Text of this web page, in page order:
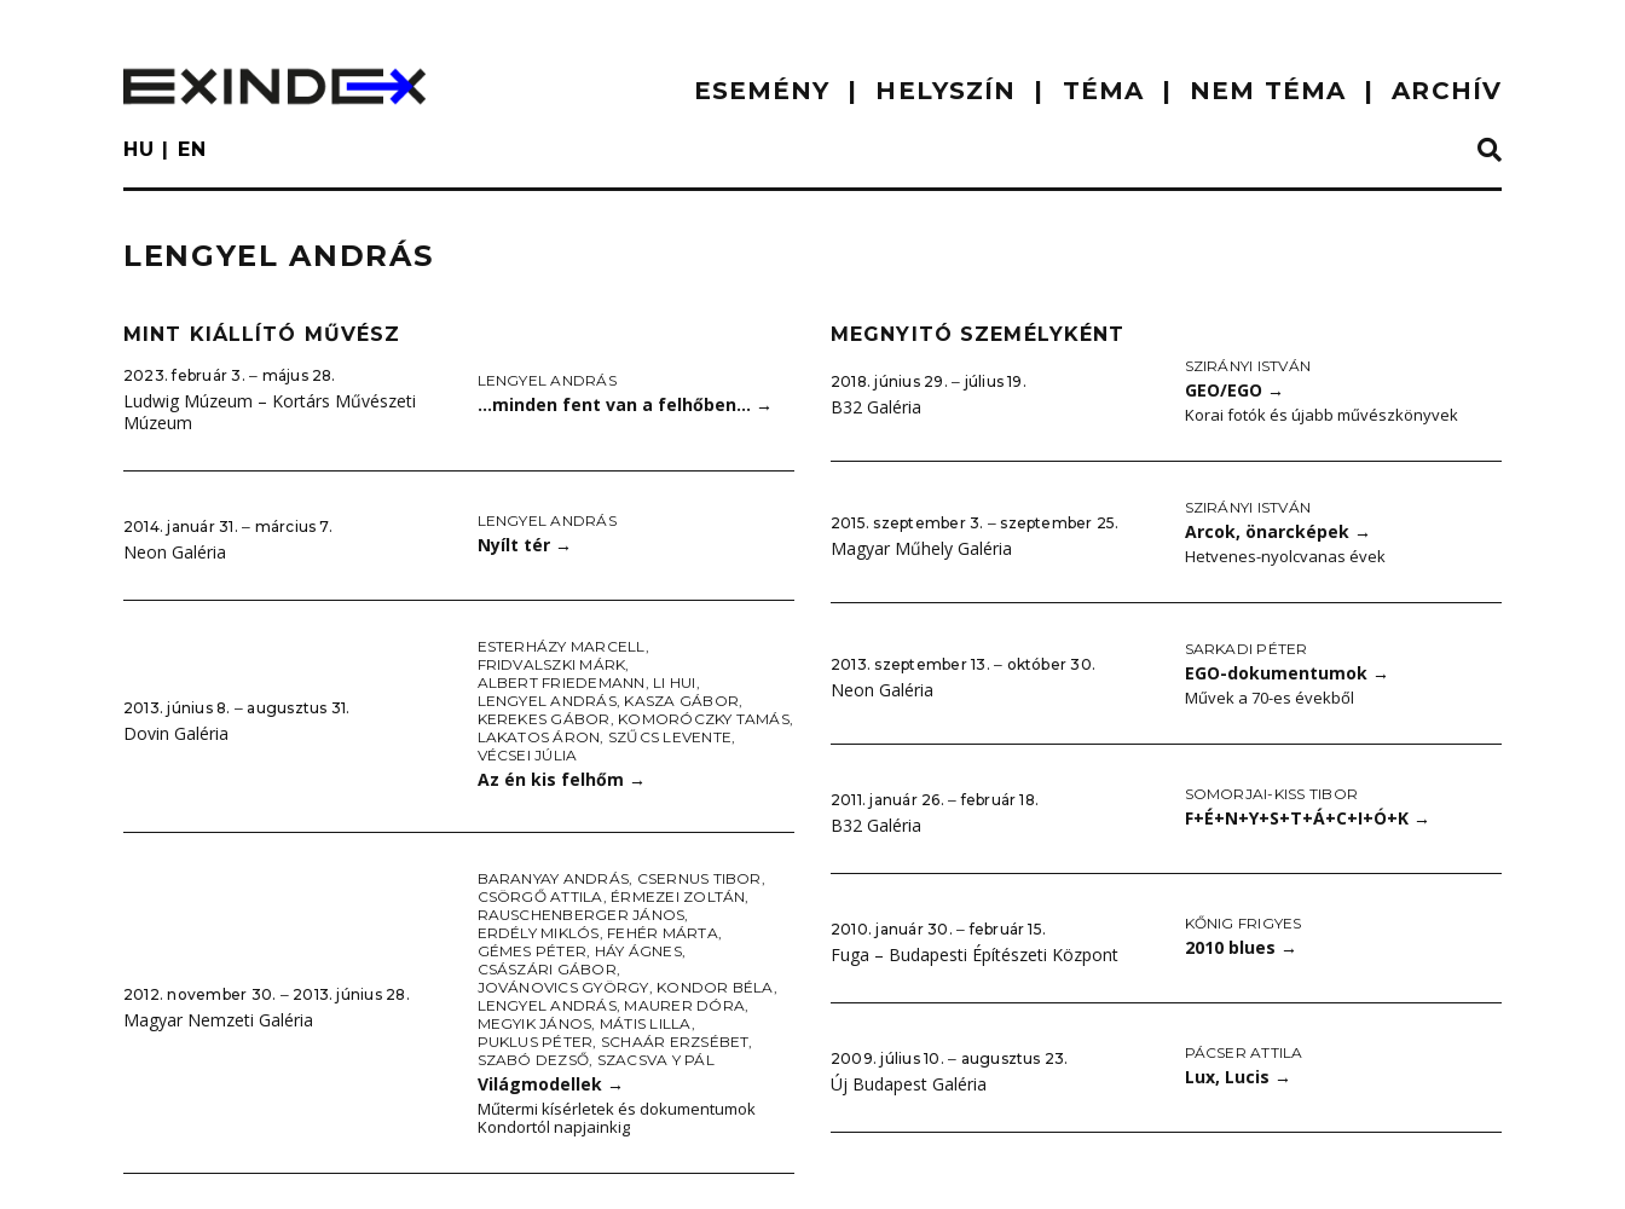
ESEMÉNY HELYSZÍN TÉMA NEM TÉMA ARCHÍV
HU EN
LENGYEL ANDRÁS
MINT KIÁLLÍTÓ MŰVÉSZ
2023. február 3. ‒ május 28.
Ludwig Múzeum – Kortárs Művészeti
Múzeum
LENGYEL ANDRÁS
…minden fent van a felhőben… →
2014. január 31. ‒ március 7.
Neon Galéria
LENGYEL ANDRÁS
Nyílt tér →
2013. június 8. ‒ augusztus 31.
Dovin Galéria
ESTERHÁZY MARCELL,
FRIDVALSZKI MÁRK,
ALBERT FRIEDEMANN, LI HUI,
LENGYEL ANDRÁS, KASZA GÁBOR,
KEREKES GÁBOR, KOMORÓCZKY TAMÁS,
LAKATOS ÁRON, SZŰCS LEVENTE,
VÉCSEI JÚLIA
Az én kis felhőm →
2012. november 30. ‒ 2013. június 28.
Magyar Nemzeti Galéria
BARANYAY ANDRÁS, CSERNUS TIBOR,
CSÖRGŐ ATTILA, ÉRMEZEI ZOLTÁN,
RAUSCHENBERGER JÁNOS,
ERDÉLY MIKLÓS, FEHÉR MÁRTA,
GÉMES PÉTER, HÁY ÁGNES,
CSÁSZÁRI GÁBOR,
JOVÁNOVICS GYÖRGY, KONDOR BÉLA,
LENGYEL ANDRÁS, MAURER DÓRA,
MEGYIK JÁNOS, MÁTIS LILLA,
PUKLUS PÉTER, SCHAÁR ERZSÉBET,
SZABÓ DEZSŐ, SZACSVA Y PÁL
Világmodellek →
Műtermi kísérletek és dokumentumok
Kondortól napjainkig
MEGNYITÓ SZEMÉLYKÉNT
2018. június 29. ‒ július 19.
B32 Galéria
SZIRÁNYI ISTVÁN
GEO/EGO →
Korai fotók és újabb művészkönyvek
2015. szeptember 3. ‒ szeptember 25.
Magyar Műhely Galéria
SZIRÁNYI ISTVÁN
Arcok, önarcképek →
Hetvenes-nyolcvanas évek
2013. szeptember 13. ‒ október 30.
Neon Galéria
SARKADI PÉTER
EGO-dokumentumok →
Művek a 70-es évekből
2011. január 26. ‒ február 18.
B32 Galéria
SOMORJAI-KISS TIBOR
F+É+N+Y+S+T+Á+C+I+Ó+K →
2010. január 30. ‒ február 15.
Fuga – Budapesti Építészeti Központ
KŐNIG FRIGYES
2010 blues →
2009. július 10. ‒ augusztus 23.
Új Budapest Galéria
PÁCSER ATTILA
Lux, Lucis →